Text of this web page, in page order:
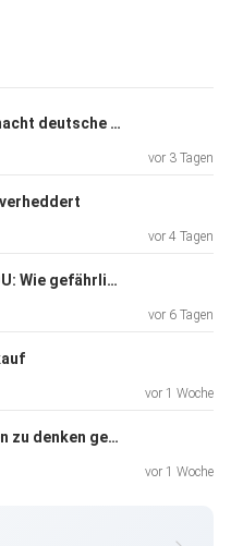
Erkenntnis in Venedig macht deutsche Politik erträglicher
vor 3 Tagen
vor 4 Tagen
Zerreißprobe für die CDU: Wie gefährlich wird die Krise für Merz?
vor 6 Tagen
vor 1 Woche
Das sollte den Genossen zu denken geben
vor 1 Woche